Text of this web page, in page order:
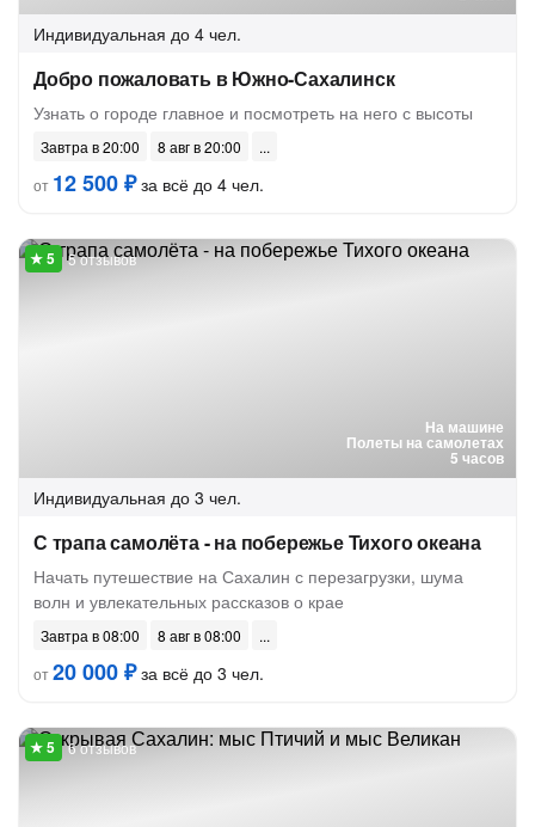
Индивидуальная до 4 чел.
Добро пожаловать в Южно-Сахалинск
Узнать о городе главное и посмотреть на него с высоты
Завтра в 20:00
8 авг в 20:00
от 12 500 ₽за всё до 4 чел.
На машине
Полеты на самолетах
5 часов
5 отзывов
Индивидуальная до 3 чел.
С трапа самолёта - на побережье Тихого океана
Начать путешествие на Сахалин с перезагрузки, шума
волн и увлекательных рассказов о крае
Завтра в 08:00
8 авг в 08:00
от20 000 ₽за всё до 3 чел.
6 отзывов